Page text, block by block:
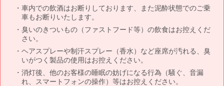
車内での飲酒はお断りしております、また泥酔状態でのご乗
車もお断りいたします。
臭いのきついもの（ファストフード等）の飲食はお控えくだ
さい。
ヘアスプレーや制汗スプレー（香水）など座席が汚れる、臭
いがつく製品の使用はお控えください。
消灯後、他のお客様の睡眠の妨げになる行為（騒ぐ、音漏
れ、スマートフォンの操作）等はお控えください。